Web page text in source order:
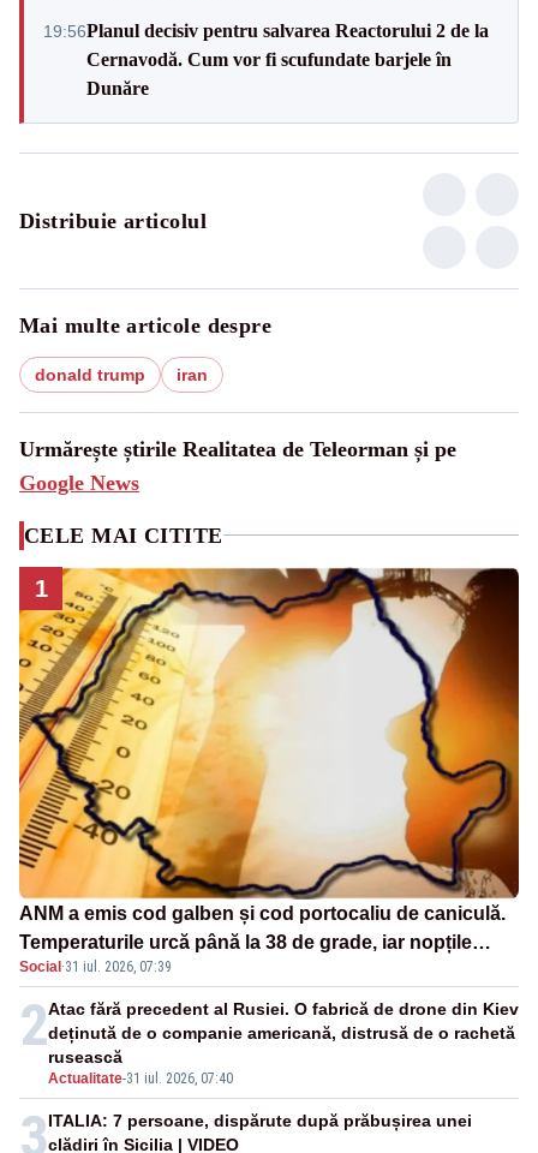
19:56Planul decisiv pentru salvarea Reactorului 2 de la
Cernavodă. Cum vor fi scufundate barjele în
Dunăre
Distribuie articolul
Mai multe articole despre
donald trump iran
Urmărește știrile Realitatea de Teleorman și pe
Google News
CELE MAI CITITE
1
ANM a emis cod galben și cod portocaliu de caniculă.
Temperaturile urcă până la 38 de grade, iar nopțile
devin tropicale
Social ·31 iul. 2026, 07:39
2
Actualitate-31 iul. 2026, 07:40
Atac fără precedent al Rusiei. O fabrică de drone din Kiev
deținută de o companie americană, distrusă de o rachetă
rusească
3ITALIA: 7 persoane, dispărute după prăbușirea unei
clădiri în Sicilia | VIDEO